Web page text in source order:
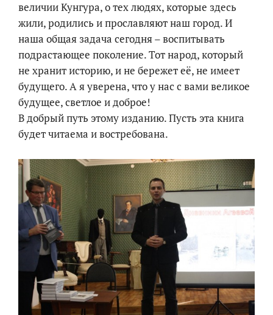
величии Кунгура, о тех людях, которые здесь
жили, родились и прославляют наш город. И
наша общая задача сегодня – воспитывать
подрастающее поколение. Тот народ, который
не хранит историю, и не бережет её, не имеет
будущего. А я уверена, что у нас с вами великое
будущее, светлое и доброе!
В добрый путь этому изданию. Пусть эта книга
будет читаема и востребована.